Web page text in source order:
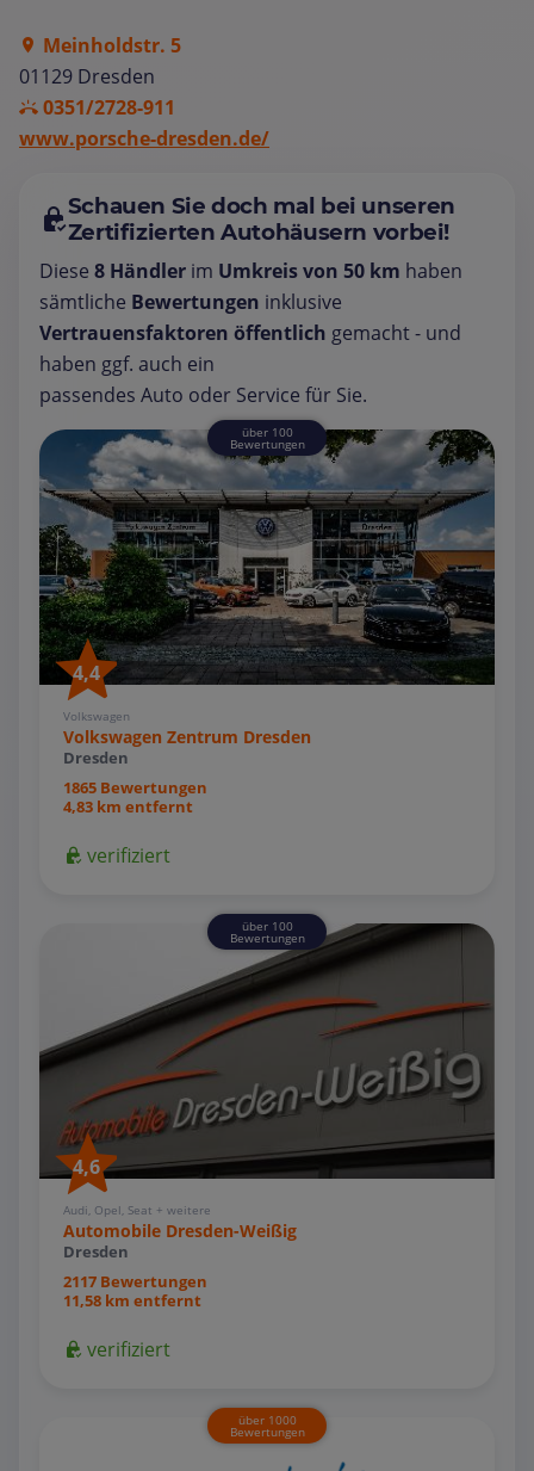
Meinholdstr. 5
01129 Dresden
0351/2728-911
www.porsche-dresden.de/
Schauen Sie doch mal bei unseren
Zertifizierten Autohäusern vorbei!
Diese 8 Händler im Umkreis von 50 km haben
sämtliche Bewertungen inklusive
Vertrauensfaktoren öffentlich gemacht - und
haben ggf. auch ein
passendes Auto oder Service für Sie.
über 100
Bewertungen
4,4
Volkswagen
Volkswagen Zentrum Dresden
Dresden
1865 Bewertungen
4,83 km entfernt
verifiziert
über 100
Bewertungen
4,6
Audi, Opel, Seat + weitere
Automobile Dresden-Weißig
Dresden
2117 Bewertungen
11,58 km entfernt
verifiziert
über 1000
Bewertungen